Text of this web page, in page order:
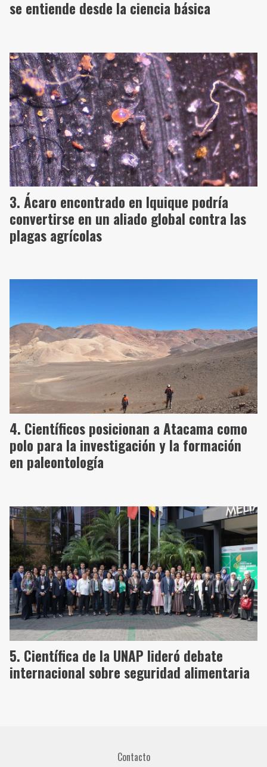
se entiende desde la ciencia básica
Ácaro encontrado en Iquique podría
convertirse en un aliado global contra las
plagas agrícolas
Científicos posicionan a Atacama como
polo para la investigación y la formación
en paleontología
Científica de la UNAP lideró debate
internacional sobre seguridad alimentaria
Contacto